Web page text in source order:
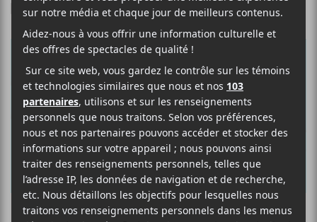
F
A
C
E
O
O
K
T
W
I
T
E
R
P
A
R
T
G
E
R